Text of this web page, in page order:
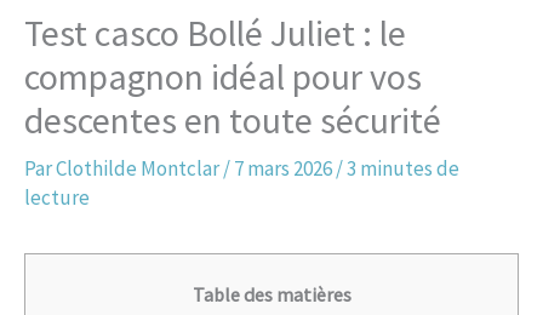
Test casco Bollé Juliet : le
compagnon idéal pour vos
descentes en toute sécurité
ParClothilde Montclar/7 mars 2026/3 minutes de
lecture
Table des matières